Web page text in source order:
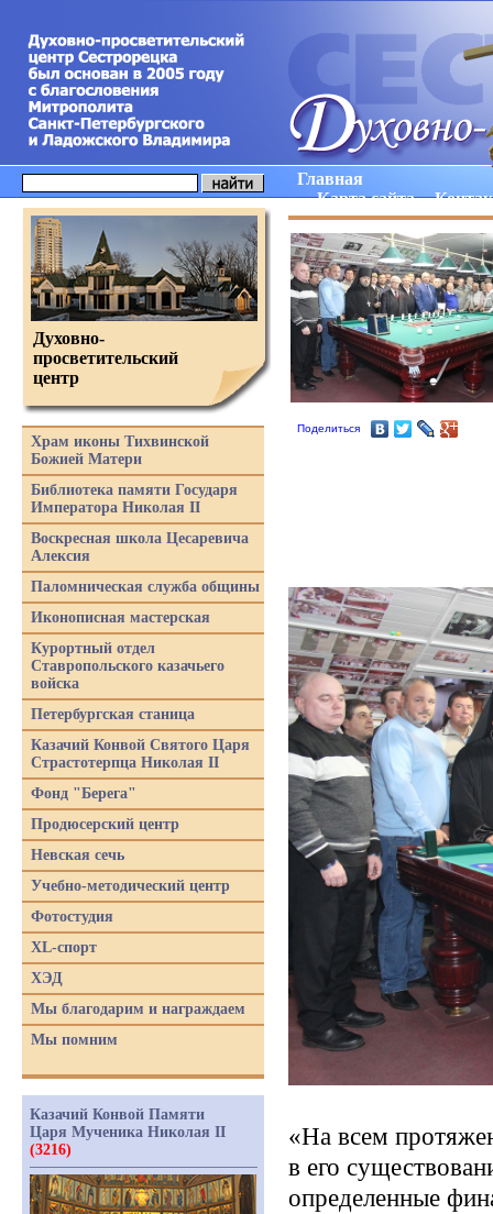
Главная
Карта сайта
Поделиться
«На всем
в его
определенные
Духовно-
просветительский
центр
Храм иконы Тихвинской
Божией Матери
Библиотека памяти Государя
Императора Николая II
Воскресная школа Цесаревича
Алексия
Паломническая служба общины
Иконописная мастерская
Курортный отдел
Ставропольского казачьего
войска
Петербургская станица
Казачий Конвой Святого Царя
Страстотерпца Николая II
Фонд "Берега"
Продюсерский центр
Невская сечь
Учебно-методический центр
Фотостудия
XL-спорт
ХЭД
Мы благодарим и награждаем
Мы помним
Казачий Конвой Памяти
Царя Мученика Николая II
(3216)